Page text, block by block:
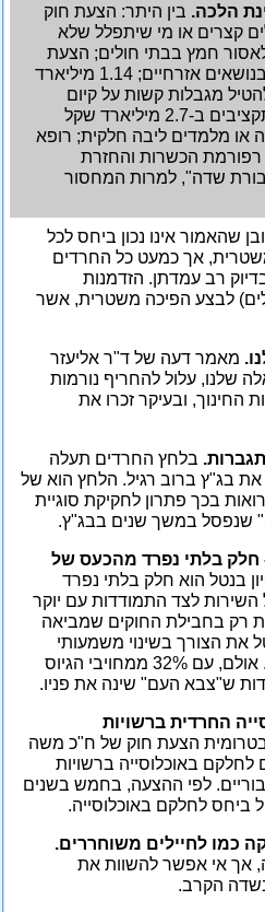
הלכה. בין היתר: הצעת חוק
קצרים או מי שיתפלל שלא
חמץ בבתי חולים; הצעת
חוק שמעניקה לבתי הדין הרבניים סמכות לדון בנושאים אזרחיים; 1.14 מיליארד
מגבלות קשות על קיום
שיעורים בנושאי מגדר ונטייה מינית; הגדלת התקציבים ב-2.7 מיליארד שקל
או מלמדים ליבה חלקית; רופא
רפורמת הכשרות והחזרת
שדה", למרות המחסור
שהאמור אינו נכון ביחס לכל
אך כמעט כל החרדים
רב עמדתן. הזדמנות
לבצע הפיכה משטרית, אשר
מאמר דעה של ד"ר אליעזר
שלנו, עלול להחריף נורמות
החינוך, ובעיקר זכרו את
בלחץ החרדים תעלה
בג"ץ ברוב רגיל. הלחץ הוא של
בכך פתרון לחקיקת סוגיית
שנפסל במשך שנים בבג"ץ.
חלק בלתי נפרד מהכעס של
בנטל הוא חלק בלתי נפרד
לצד התמודדות עם יוקר
רק בחבילת החוקים שמביאה
הצורך בשינוי משמעותי
במתווה השירות הצבאי שיתגמל את התורמים. אולם, עם 32% ממחויבי הגיוס
ש"צבא העם" שינה את פניו.
החרדית ברשויות
הצעת חוק של ח"כ משה
לחלקם באוכלוסייה ברשויות
לפי ההצעה, בחמש בשנים
ביחס לחלקם באוכלוסייה.
כמו לחיילים משוחררים.
אך אי אפשר להשוות את
הקרב.